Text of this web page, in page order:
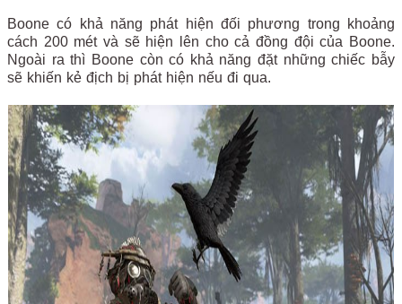
Boone có khả năng phát hiện đối phương trong khoảng
cách 200 mét và sẽ hiện lên cho cả đồng đội của Boone.
Ngoài ra thì Boone còn có khả năng đặt những chiếc bẫy
sẽ khiến kẻ địch bị phát hiện nếu đi qua.